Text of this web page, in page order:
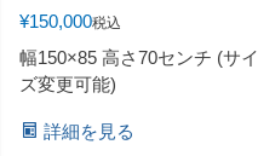
¥150,000税込
幅150×85 高さ70センチ (サイ
ズ変更可能)
詳細を見る